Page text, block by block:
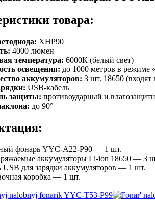
товара:
XHP90
4000 люмен
температура: 6000К (белый свет)
освещения: до 1000 метров в режиме
аккумуляторов: 3 шт. 18650 (входят
USB-кабель
защиты: противоударный и
до 90°
фонарь YYC-A22-P90 — 1 шт.
аккумуляторы Li-ion 18650 — 3
USB для зарядки аккумуляторов — 1 шт.
коробка — 1 шт.